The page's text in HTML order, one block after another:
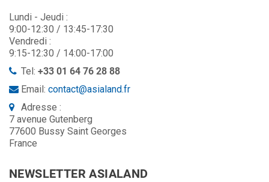
Lundi - Jeudi :
9:00-12:30 / 13:45-17:30
Vendredi :
9:15-12:30 / 14:00-17:00
Tel: +33 01 64 76 28 88
Email: contact@asialand.fr
Adresse :
7 avenue Gutenberg
77600 Bussy Saint Georges
France
NEWSLETTER ASIALAND